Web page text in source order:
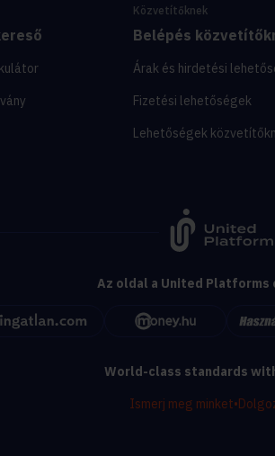
Közvetítőknek
Belépés
Árak és hirdetési
Fizetési lehetőségek
Lehetőségek
Az oldal a United Platforms
World-class standards
Ismerj meg minket•